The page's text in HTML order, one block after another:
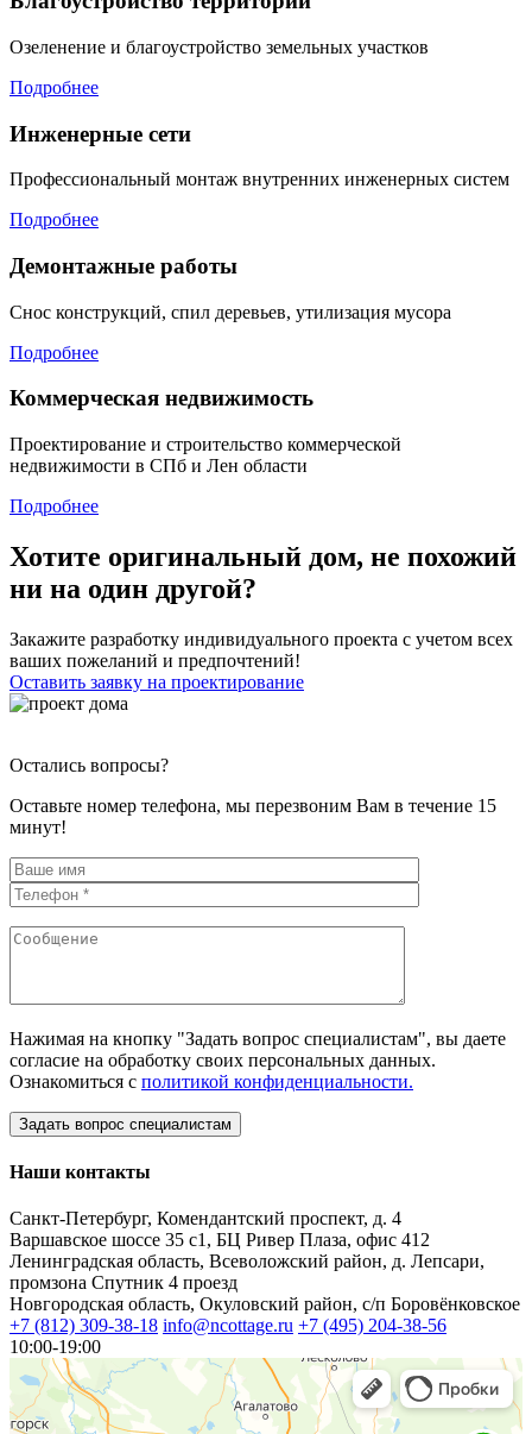
Озеленение и благоустройство земельных участков
Подробнее
Инженерные сети
Профессиональный монтаж внутренних инженерных систем
Подробнее
Демонтажные работы
Снос конструкций, спил деревьев, утилизация мусора
Подробнее
Коммерческая недвижимость
Проектирование и строительство коммерческой
недвижимости в СПб и Лен области
Подробнее
Хотите оригинальный дом, не похожий
ни на один другой?
Закажите разработку индивидуального проекта с учетом всех
ваших пожеланий и предпочтений!
Оставить заявку на проектирование
Остались вопросы?
Оставьте номер телефона, мы перезвоним Вам в течение 15
минут!
Нажимая на кнопку "Задать вопрос специалистам", вы даете
согласие на обработку своих персональных данных.
Ознакомиться с политикой конфиденциальности.
Наши контакты
Санкт-Петербург, Комендантский проспект, д. 4
Варшавское шоссе 35 с1, БЦ Ривер Плаза, офис 412
Ленинградская область, Всеволожский район, д. Лепсари,
промзона Спутник 4 проезд
Новгородская область, Окуловский район, с/п Боровёнковское
+7 (812) 309-38-18 info@ncottage.ru +7 (495) 204-38-56
10:00-19:00